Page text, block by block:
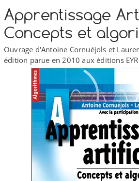
Apprentissage
Concepts et
Ouvrage d'Antoine Cornuéjols et
édition parue en 2010 aux éditions